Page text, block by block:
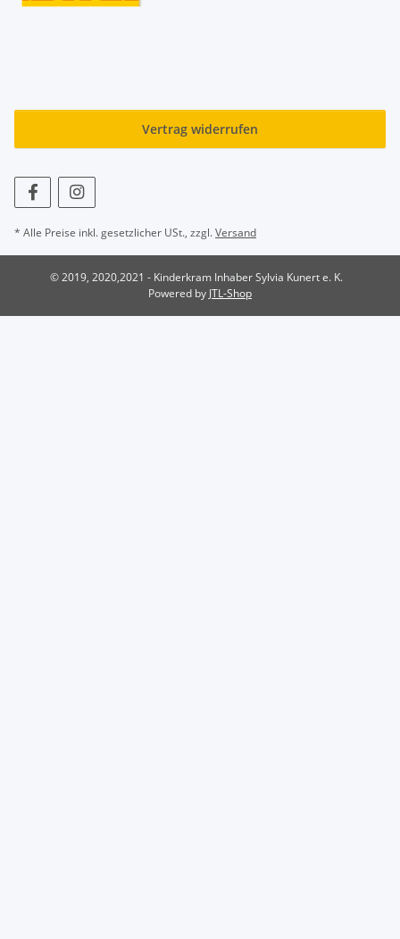
Vertrag widerrufen
* Alle Preise inkl. gesetzlicher USt., zzgl.Versand
© 2019, 2020,2021 - Kinderkram Inhaber Sylvia Kunert e. K.
Powered by JTL-Shop